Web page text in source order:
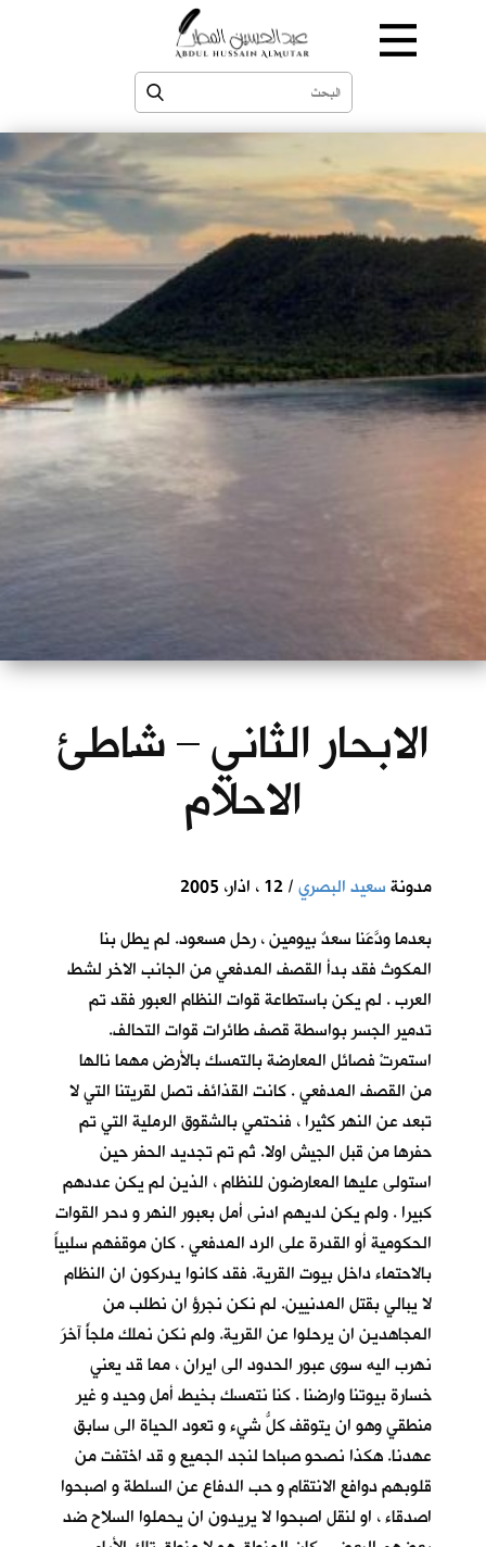
الابحار الثاني – شاطئ
الاحلام
مدونةسعيد البصري/ 12 ، اذار، 2005
بعدما ودَّعَنا سعدٌ بيومين ، رحل مسعود. لم يطل بنا
المكوث فقد بدأ القصف المدفعي من الجانب الاخر لشط
العرب . لم يكن باستطاعة قوات النظام العبور فقد تم
تدمير الجسر بواسطة قصف طائرات قوات التحالف.
استمرتْ فصائل المعارضة بالتمسك بالأرض مهما نالها
من القصف المدفعي . كانت القذائف تصل لقريتنا التي لا
تبعد عن النهر كثيرا ، فنحتمي بالشقوق الرملية التي تم
حفرها من قبل الجيش اولا. ثم تم تجديد الحفر حين
استولى عليها المعارضون للنظام ، الذين لم يكن عددهم
كبيرا . ولم يكن لديهم ادنى أمل بعبور النهر و دحر القوات
الحكومية أو القدرة على الرد المدفعي . كان موقفهم سلبياً
بالاحتماء داخل بيوت القرية. فقد كانوا يدركون ان النظام
لا يبالي بقتل المدنيين. لم نكن نجرؤ ان نطلب من
المجاهدين ان يرحلوا عن القرية. ولم نكن نملك ملجأً آخرَ
نهرب اليه سوى عبور الحدود الى ايران ، مما قد يعني
خسارة بيوتنا وارضنا . كنا نتمسك بخيط أمل وحيد و غير
منطقي وهو ان يتوقف كلُّ شيء و تعود الحياة الى سابق
عهدنا. هكذا نصحو صباحا لنجد الجميع و قد اختفت من
قلوبهم دوافع الانتقام و حب الدفاع عن السلطة و اصبحوا
اصدقاء ، او لنقل اصبحوا لا يريدون ان يحملوا السلاح ضد